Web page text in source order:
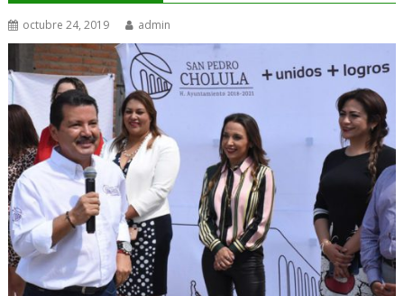
octubre 24, 2019 admin